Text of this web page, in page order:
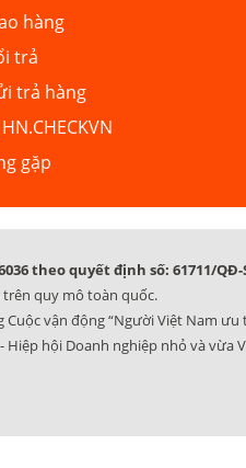
hàng
trả
trả hàng
gặp
theo quyết định số: 61711/
trên quy mô toàn quốc.
Cuộc vận động “Người Việt Nam
hội Doanh nghiệp nhỏ và vừa